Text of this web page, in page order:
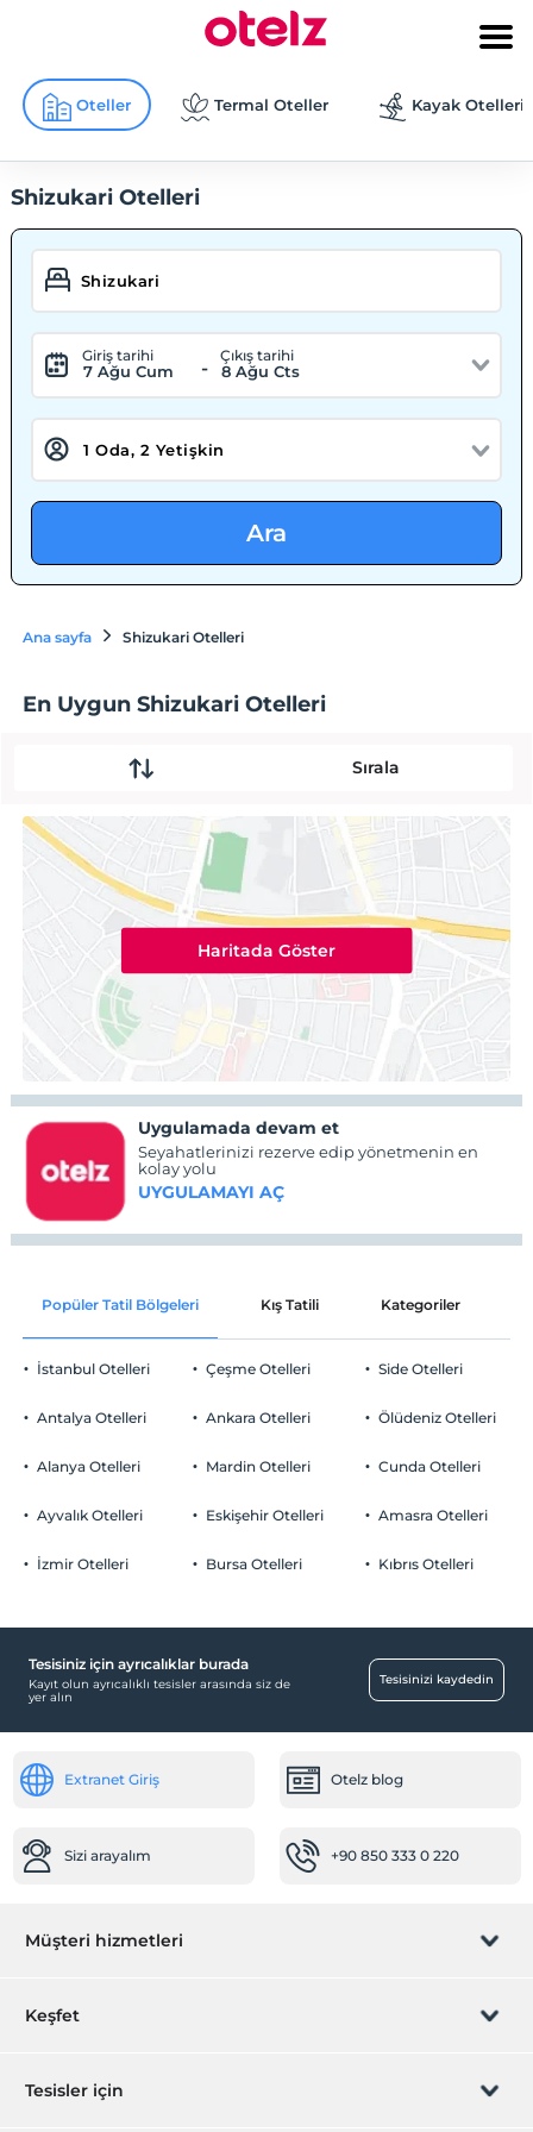
Oteller Termal Oteller Kayak Otelleri
Shizukari Otelleri
Giriş tarihi
7 Ağu Cum -
Çıkış tarihi
8 Ağu Cts
Ara
Ana sayfa Shizukari Otelleri
En Uygun Shizukari Otelleri
Sırala
Haritada Göster
Uygulamada devam et
Seyahatlerinizi rezerve edip yönetmenin en
kolay yolu
UYGULAMAYI AÇ
Popüler Tatil Bölgeleri Kış Tatili Kategoriler
İstanbul Otelleri
Antalya Otelleri
Alanya Otelleri
Ayvalık Otelleri
İzmir Otelleri
Çeşme Otelleri
Ankara Otelleri
Mardin Otelleri
Eskişehir Otelleri
Bursa Otelleri
Side Otelleri
Ölüdeniz Otelleri
Cunda Otelleri
Amasra Otelleri
Kıbrıs Otelleri
Tesisiniz için ayrıcalıklar burada
Kayıt olun ayrıcalıklı tesisler arasında siz de
yer alın
Tesisinizi kaydedin
Extranet Giriş Otelz blog
Sizi arayalım +90 850 333 0 220
Müşteri hizmetleri
Rezervasyon yönet
Keşfet
Hediye Kart
Tesisler için